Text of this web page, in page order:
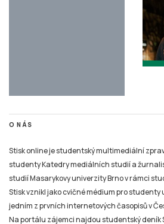
O NÁS
Stisk online je studentský multimediální
studií Masarykovy univerzity Brno v rámci
Stisk vznikl jako cvičné médium pro studenty
jedním z prvních internetových časopisů v
Na portálu zájemci najdou studentský deník
Stisk a také výstupy některých dalších
na sociální sítě). Cílem multimediální dílny